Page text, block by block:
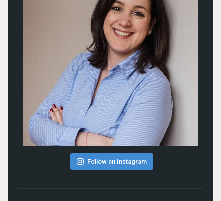
Follow on Instagram